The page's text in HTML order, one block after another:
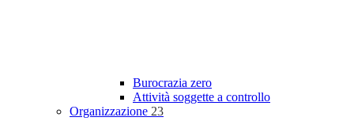
Burocrazia zero
Attività soggette a controllo
Organizzazione 23